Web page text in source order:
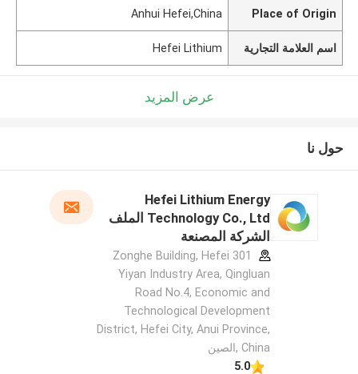
Place of Origin
Anhui Hefei,China
اسم العلامة التجارية Hefei Lithium
عرض المزيد
حول نا
Hefei Lithium Energy
Technology Co., Ltd الملف
الشركة المصنعة
301 Zonghe Building, Hefei
Yiyan Industry Area, Qingluan
Road No.4, Economic and
Technological Development
District, Hefei City, Anui Province,
China ,الصين
5.0